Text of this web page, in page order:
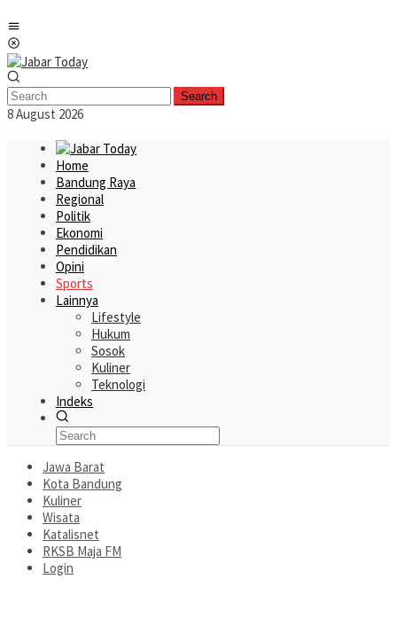
to
content
Search
8 August 2026
Home
Bandung Raya
Regional
Politik
Ekonomi
Pendidikan
Opini
Sports
Lainnya
Lifestyle
Hukum
Sosok
Kuliner
Teknologi
Indeks
Jawa Barat
Kota Bandung
Kuliner
Wisata
Katalisnet
RKSB Maja FM
Login